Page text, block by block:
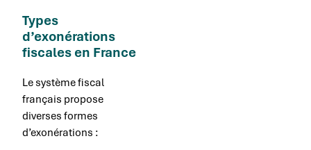
Types
d’exonérations
fiscales en France
Le système fiscal
français propose
diverses formes
d’exonérations :